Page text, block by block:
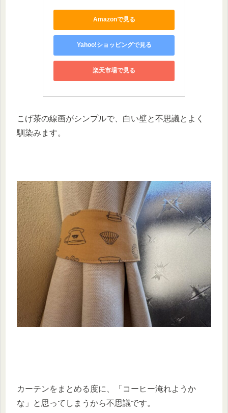
Amazonで見る
Yahoo!ショッピングで見る
楽天市場で見る
こげ茶の線画がシンプルで、白い壁と不思議とよく
馴染みます。
カーテンをまとめる度に、「コーヒー淹れようか
な」と思ってしまうから不思議です。